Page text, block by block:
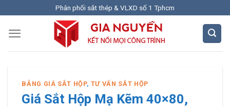
content
Phân phối sắt thép & VLXD số 1 Tphcm
BẢNG GIÁ SẮT HỘP, TƯ VẤN SẮT HỘP
Giá Sắt Hộp Mạ Kẽm 40×80,